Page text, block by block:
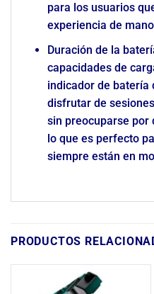
para los usuarios
experiencia de
Duración de la
capacidades de
indicador de batería
disfrutar de
sin preocuparse por
lo que es perfecto
siempre están en
PRODUCTOS